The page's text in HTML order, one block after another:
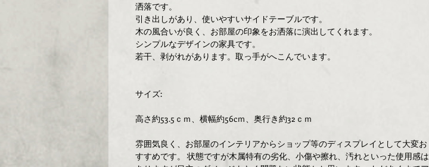
洒落です。
引き出しがあり、使いやすいサイドテーブルです。
木の風合いが良く、お部屋の印象をお洒落に演出してくれます。
シンプルなデザインの家具です。
若干、剥がれがあります。取っ手がへこんでいます。
サイズ:
高さ約53.5ｃｍ、横幅約56cｍ、奥行き約32ｃｍ
雰囲気良く、お部屋のインテリアからショップ等のディスプレイとして大変お
すすめです。 状態ですが木属特有の劣化、小傷や擦れ、汚れといった使用感は